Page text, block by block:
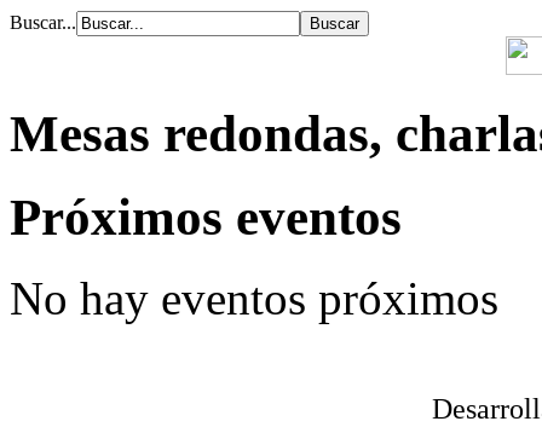
Buscar...
Mesas redondas,
Próximos eventos
No hay eventos próximos